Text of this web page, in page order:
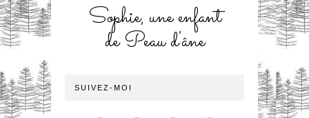
Sophie, une enfant
de Peau d'âne
SUIVEZ-MOI